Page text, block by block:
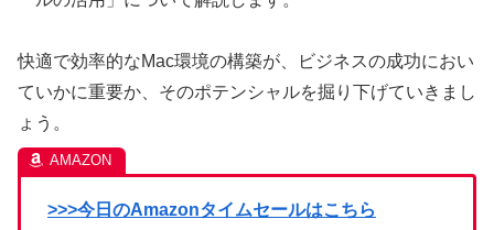
快適で効率的なMac環境の構築が、ビジネスの成功におい
ていかに重要か、そのポテンシャルを掘り下げていきまし
ょう。
>>>今日のAmazonタイムセールはこちら